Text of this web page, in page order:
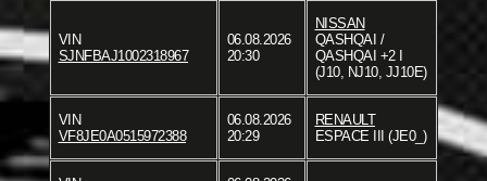
VIN
SJNFBAJ1002318967
06.08.2026
20:30
NISSAN
QASHQAI /
QASHQAI +2 I
(J10, NJ10, JJ10E)
VIN
VF8JE0A0515972388
06.08.2026
20:29
RENAULT
ESPACE III (JE0_)